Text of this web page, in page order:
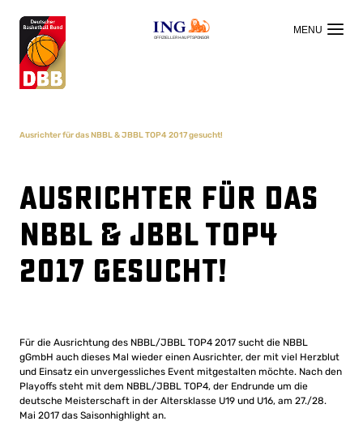
OFFIZIELLER HAUPTSPONSOR
Ausrichter für das NBBL & JBBL TOP4 2017 gesucht!
Ausrichter für das
NBBL & JBBL TOP4
2017 gesucht!
Für die Ausrichtung des NBBL/JBBL TOP4 2017 sucht die NBBL
gGmbH auch dieses Mal wieder einen Ausrichter, der mit viel Herzblut
und Einsatz ein unvergessliches Event mitgestalten möchte. Nach den
Playoffs steht mit dem NBBL/JBBL TOP4, der Endrunde um die
deutsche Meisterschaft in der Altersklasse U19 und U16, am 27./28.
Mai 2017 das Saisonhighlight an.